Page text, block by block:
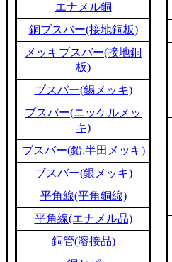
エナメル銅
銅ブスバー(接地銅板)
メッキブスバー(接地銅
板)
ブスバー(錫メッキ)
ブスバー(ニッケルメッ
キ)
ブスバー(鉛,半田メッキ)
ブスバー(銀メッキ)
平角線(平角銅線)
平角線(エナメル品)
銅管(溶接品)